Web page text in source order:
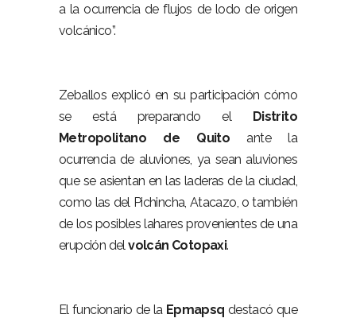
a la ocurrencia de flujos de lodo de origen
volcánico”.
Zeballos explicó en su participación cómo
se está preparando el Distrito
Metropolitano de Quito ante la
ocurrencia de aluviones, ya sean aluviones
que se asientan en las laderas de la ciudad,
como las del Pichincha, Atacazo, o también
de los posibles lahares provenientes de una
erupción delvolcán Cotopaxi.
El funcionario de la Epmapsq destacó que